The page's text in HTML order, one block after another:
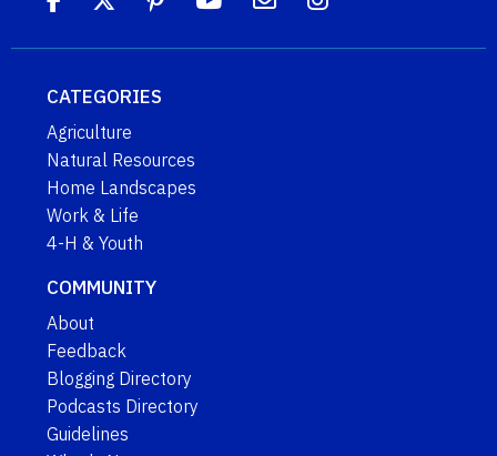
CATEGORIES
Agriculture
Natural Resources
Home Landscapes
Work & Life
4-H & Youth
COMMUNITY
About
Feedback
Blogging Directory
Podcasts Directory
Guidelines